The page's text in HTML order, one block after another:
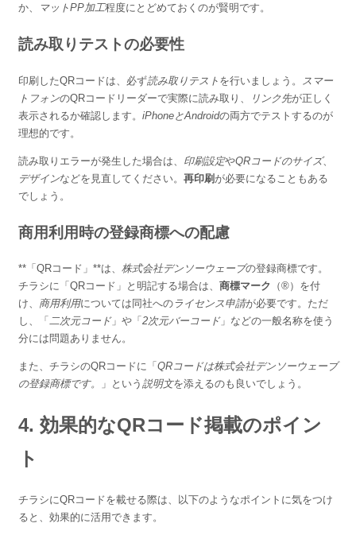
か、
マットPP加工程度にとどめておくのが賢明です。
読み取りテストの必要性
印刷したQRコードは、必ず読み取りテスト を行いましょう。
スマー
トフォンのQRコードリーダーで実際に読み取り、 リンク先が正しく
表示されるか確認します。 iPhoneとAndroidの両方でテストするのが
理想的です。
読み取りエラーが発生した場合は、 印刷設定やQRコードのサイズ、
デザインなどを見直してください。 再印刷 が必要になることもある
でしょう。
商用利用時の登録商標への配慮
**「QRコード」**は、 株式会社デンソーウェーブの登録商標です。
チラシに「QRコード」と明記する場合は、 商標マーク
（®）を付
け、 商用利用については同社へのライセンス申請が必要です。ただ
し、「 二次元コード」や「 2次元バーコード」などの一般名称を使う
分には問題ありません。
また、チラシのQRコードに「 QRコードは株式会社デンソーウェーブ
の登録商標です。
」という 説明文を添えるのも良いでしょう。
4. 効果的なQRコード掲載のポイン
ト
チラシにQRコードを載せる際は、以下のようなポイントに気をつけ
ると、効果的に活用できます。